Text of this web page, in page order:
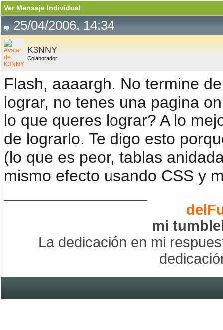
Ver Mensaje Individual
25/04/2006, 14:34
K3NNY
Colaborador
Flash, aaaargh. No termine
lograr, no tenes una pagina
lo que queres lograr? A lo
de lograrlo. Te digo esto
(lo que es peor, tablas
mismo efecto usando CSS y
mi
La dedicación en mi